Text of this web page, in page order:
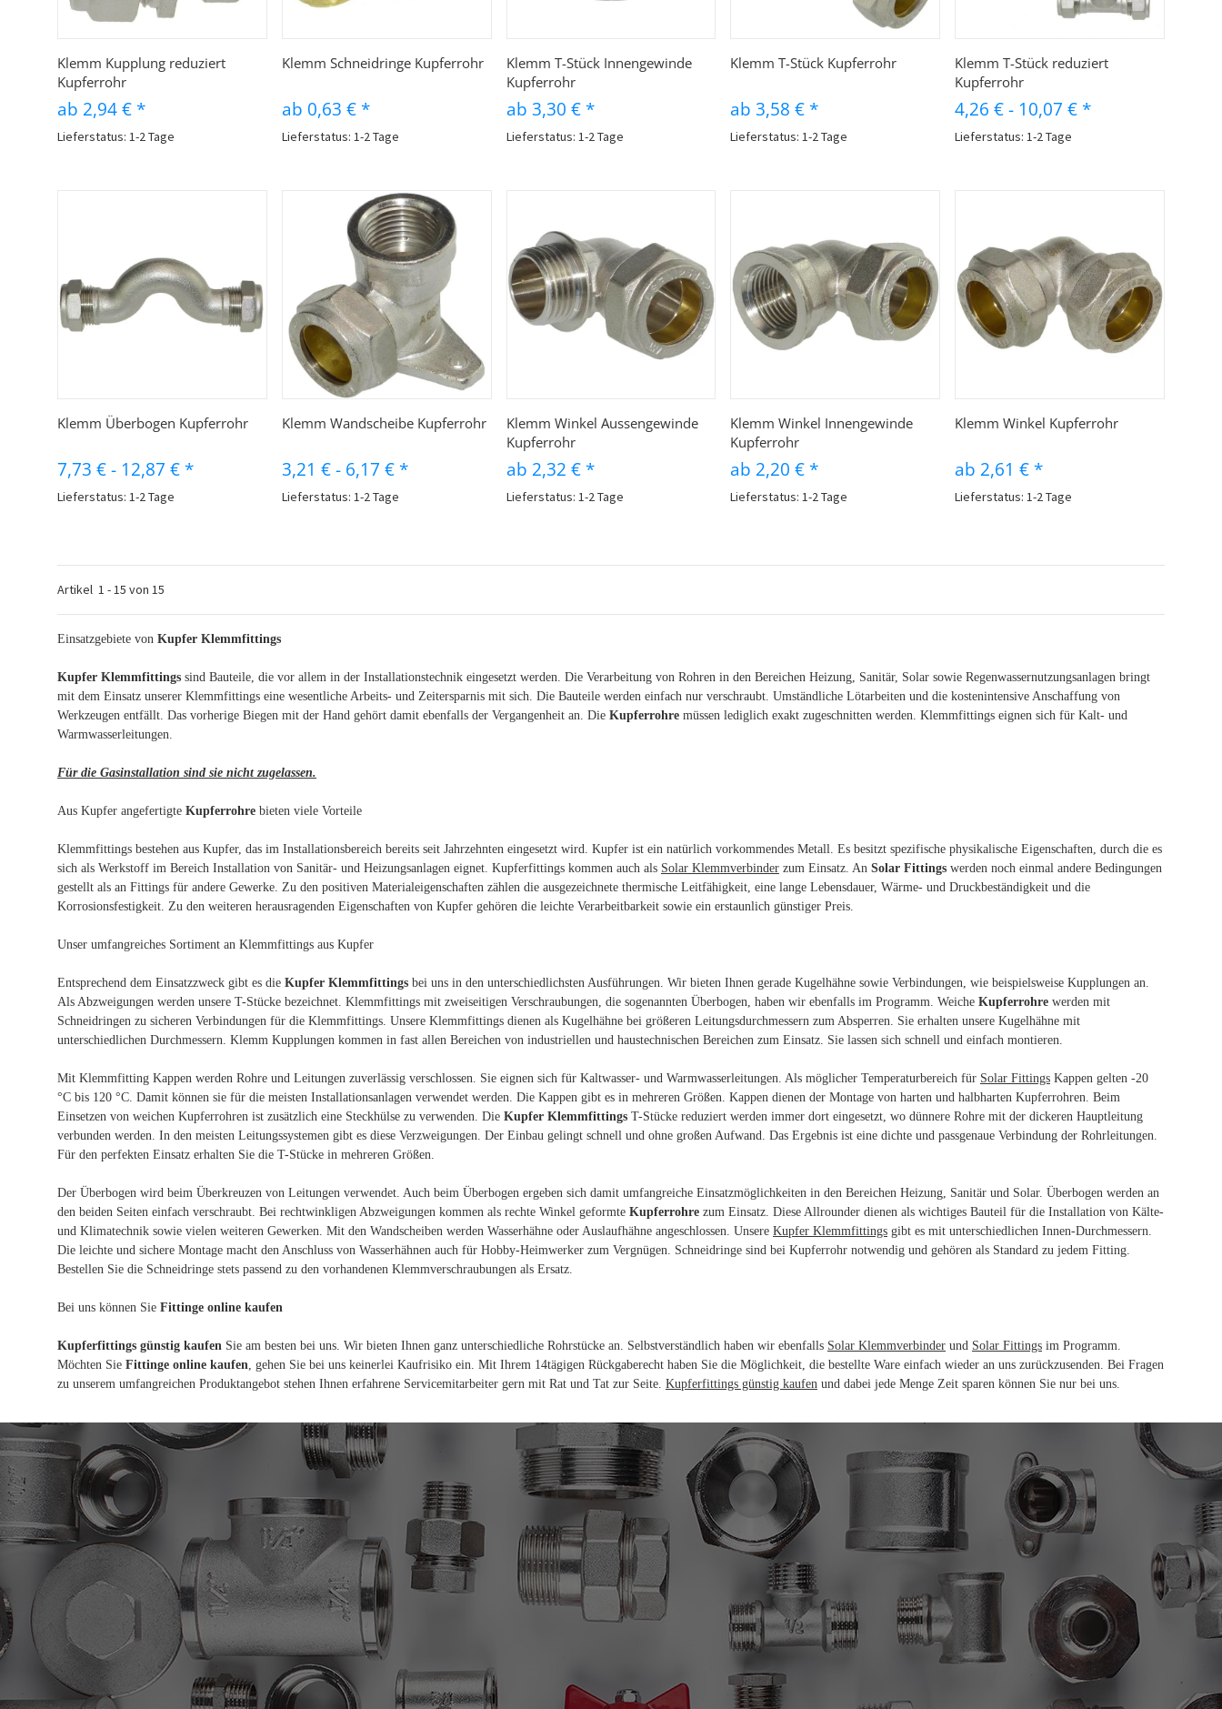
Schnellkauf
Klemm Kupplung reduziert
Kupferrohr
ab 2,94 € *
Lieferstatus: 1-2 Tage
Schnellkauf
Klemm Schneidringe Kupferrohr
ab 0,63 € *
Lieferstatus: 1-2 Tage
Schnellkauf
Klemm T-Stück Innengewinde
Kupferrohr
ab 3,30 € *
Lieferstatus: 1-2 Tage
Schnellkauf
Klemm T-Stück Kupferrohr
ab3,58 € *
Lieferstatus: 1-2 Tage
Schnellkauf
Klemm T-Stück reduziert
Kupferrohr
4,26 €- 10,07 € *
Lieferstatus: 1-2 Tage
Schnellkauf
Klemm Überbogen Kupferrohr
7,73 €- 12,87 € *
Lieferstatus: 1-2 Tage
Schnellkauf
Klemm Wandscheibe Kupferrohr
3,21 €- 6,17 € *
Lieferstatus: 1-2 Tage
Schnellkauf
Klemm Winkel Aussengewinde
Kupferrohr
ab 2,32 € *
Lieferstatus: 1-2 Tage
Schnellkauf
Klemm Winkel Innengewinde
Kupferrohr
ab 2,20 € *
Lieferstatus: 1-2 Tage
Schnellkauf
Klemm Winkel Kupferrohr
ab 2,61 € *
Lieferstatus: 1-2 Tage
Artikel 1 -15 von 15
Einsatzgebiete von Kupfer Klemmfittings
Kupfer Klemmfittings sind Bauteile, die vor allem in der Installationstechnik eingesetzt werden. Die Verarbeitung von Rohren in den Bereichen Heizung, Sanitär, Solar sowie Regenwassernutzungsanlagen bringt
mit dem Einsatz unserer Klemmfittings eine wesentliche Arbeits- und Zeitersparnis mit sich. Die Bauteile werden einfach nur verschraubt. Umständliche Lötarbeiten und die kostenintensive Anschaffung von
Werkzeugen entfällt. Das vorherige Biegen mit der Hand gehört damit ebenfalls der Vergangenheit an. Die Kupferrohre müssen lediglich exakt zugeschnitten werden. Klemmfittings eignen sich für Kalt- und
Warmwasserleitungen.
Für die Gasinstallation sind sie nicht zugelassen.
Aus Kupfer angefertigte Kupferrohre bieten viele Vorteile
Klemmfittings bestehen aus Kupfer, das im Installationsbereich bereits seit Jahrzehnten eingesetzt wird. Kupfer ist ein natürlich vorkommendes Metall. Es besitzt spezifische physikalische Eigenschaften, durch die es
sich als Werkstoff im Bereich Installation von Sanitär- und Heizungsanlagen eignet. Kupferfittings kommen auch als Solar Klemmverbinder zum Einsatz. An Solar Fittings werden noch einmal andere Bedingungen
gestellt als an Fittings für andere Gewerke. Zu den positiven Materialeigenschaften zählen die ausgezeichnete thermische Leitfähigkeit, eine lange Lebensdauer, Wärme- und Druckbeständigkeit und die
Korrosionsfestigkeit. Zu den weiteren herausragenden Eigenschaften von Kupfer gehören die leichte Verarbeitbarkeit sowie ein erstaunlich günstiger Preis.
Unser umfangreiches Sortiment an Klemmfittings aus Kupfer
Entsprechend dem Einsatzzweck gibt es die Kupfer Klemmfittings bei uns in den unterschiedlichsten Ausführungen. Wir bieten Ihnen gerade Kugelhähne sowie Verbindungen, wie beispielsweise Kupplungen an.
Als Abzweigungen werden unsere T-Stücke bezeichnet. Klemmfittings mit zweiseitigen Verschraubungen, die sogenannten Überbogen, haben wir ebenfalls im Programm. Weiche Kupferrohre werden mit
Schneidringen zu sicheren Verbindungen für die Klemmfittings. Unsere Klemmfittings dienen als Kugelhähne bei größeren Leitungsdurchmessern zum Absperren. Sie erhalten unsere Kugelhähne mit
unterschiedlichen Durchmessern. Klemm Kupplungen kommen in fast allen Bereichen von industriellen und haustechnischen Bereichen zum Einsatz. Sie lassen sich schnell und einfach montieren.
Mit Klemmfitting Kappen werden Rohre und Leitungen zuverlässig verschlossen. Sie eignen sich für Kaltwasser- und Warmwasserleitungen. Als möglicher Temperaturbereich für Solar Fittings Kappen gelten -20
°C bis 120 °C. Damit können sie für die meisten Installationsanlagen verwendet werden. Die Kappen gibt es in mehreren Größen. Kappen dienen der Montage von harten und halbharten Kupferrohren. Beim
Einsetzen von weichen Kupferrohren ist zusätzlich eine Steckhülse zu verwenden. Die Kupfer Klemmfittings T-Stücke reduziert werden immer dort eingesetzt, wo dünnere Rohre mit der dickeren Hauptleitung
verbunden werden. In den meisten Leitungssystemen gibt es diese Verzweigungen. Der Einbau gelingt schnell und ohne großen Aufwand. Das Ergebnis ist eine dichte und passgenaue Verbindung der Rohrleitungen.
Für den perfekten Einsatz erhalten Sie die T-Stücke in mehreren Größen.
Der Überbogen wird beim Überkreuzen von Leitungen verwendet. Auch beim Überbogen ergeben sich damit umfangreiche Einsatzmöglichkeiten in den Bereichen Heizung, Sanitär und Solar. Überbogen werden an
den beiden Seiten einfach verschraubt. Bei rechtwinkligen Abzweigungen kommen als rechte Winkel geformte Kupferrohre zum Einsatz. Diese Allrounder dienen als wichtiges Bauteil für die Installation von Kälte-
und Klimatechnik sowie vielen weiteren Gewerken. Mit den Wandscheiben werden Wasserhähne oder Auslaufhähne angeschlossen. Unsere Kupfer Klemmfittings gibt es mit unterschiedlichen Innen-Durchmessern.
Die leichte und sichere Montage macht den Anschluss von Wasserhähnen auch für Hobby-Heimwerker zum Vergnügen. Schneidringe sind bei Kupferrohr notwendig und gehören als Standard zu jedem Fitting.
Bestellen Sie die Schneidringe stets passend zu den vorhandenen Klemmverschraubungen als Ersatz.
Bei uns können Sie Fittinge online kaufen
Kupferfittings günstig kaufen Sie am besten bei uns. Wir bieten Ihnen ganz unterschiedliche Rohrstücke an. Selbstverständlich haben wir ebenfalls Solar Klemmverbinder und Solar Fittings im Programm.
Möchten Sie Fittinge online kaufen, gehen Sie bei uns keinerlei Kaufrisiko ein. Mit Ihrem 14tägigen Rückgaberecht haben Sie die Möglichkeit, die bestellte Ware einfach wieder an uns zurückzusenden. Bei Fragen
zu unserem umfangreichen Produktangebot stehen Ihnen erfahrene Servicemitarbeiter gern mit Rat und Tat zur Seite. Kupferfittings günstig kaufen und dabei jede Menge Zeit sparen können Sie nur bei uns.